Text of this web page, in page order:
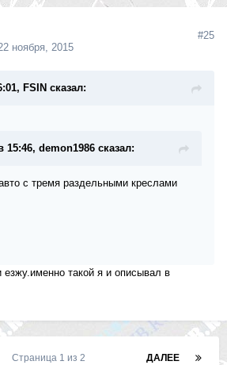
ноября, 2015
#25
FSIN сказал:
15:46, demon1986 сказал:
с тремя раздельными креслами
езжу.именно такой я и описывал в
ДАЛЕЕ
Страница 1 из 2